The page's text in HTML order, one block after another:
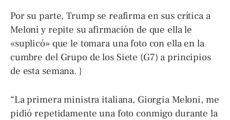
Por su parte, Trump se reafirma en sus crítica a
Meloni y repite su afirmación de que ella le
«suplicó» que le tomara una foto con ella en la
cumbre del Grupo de los Siete (G7) a principios
de esta semana. }
“La primera ministra italiana, Giorgia Meloni, me
pidió repetidamente una foto conmigo durante la